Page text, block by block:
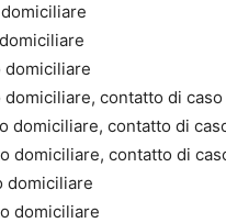
domiciliare
contatto di caso
domiciliare, contatto di
domiciliare, contatto di
domiciliare
domiciliare